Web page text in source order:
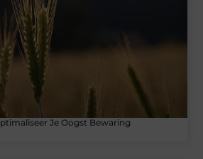
Je Oogst Bewaring